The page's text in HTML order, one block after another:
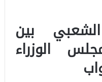
بين
الوزراء